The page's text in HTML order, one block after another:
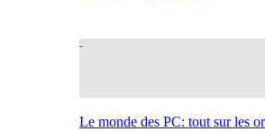
Le monde des PC: tout sur les